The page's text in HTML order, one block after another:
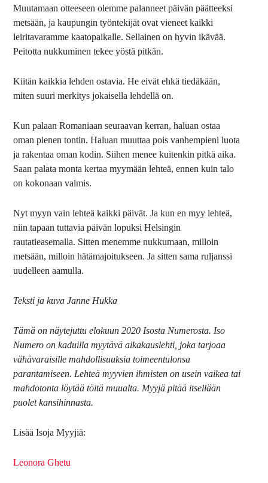
Muutamaan otteeseen olemme palanneet päivän päätteeksi
metsään, ja kaupungin työntekijät ovat vieneet kaikki
leiritavaramme kaatopaikalle. Sellainen on hyvin ikävää.
Peitotta nukkuminen tekee yöstä pitkän.
Kiitän kaikkia lehden ostavia. He eivät ehkä tiedäkään,
miten suuri merkitys jokaisella lehdellä on.
Kun palaan Romaniaan seuraavan kerran, haluan ostaa
oman pienen tontin. Haluan muuttaa pois vanhempieni luota
ja rakentaa oman kodin. Siihen menee kuitenkin pitkä aika.
Saan palata monta kertaa myymään lehteä, ennen kuin talo
on kokonaan valmis.
Nyt myyn vain lehteä kaikki päivät. Ja kun en myy lehteä,
niin tapaan tuttavia päivän lopuksi Helsingin
rautatieasemalla. Sitten menemme nukkumaan, milloin
metsään, milloin hätämajoitukseen. Ja sitten sama ruljanssi
uudelleen aamulla.
Teksti ja kuva Janne Hukka
Tämä on näytejuttu elokuun 2020 Isosta Numerosta. Iso
Numero on kaduilla myytävä aikakauslehti, joka tarjoaa
vähävaraisille mahdollisuuksia toimeentulonsa
parantamiseen. Lehteä myyvien ihmisten on usein vaikea tai
mahdotonta löytää töitä muualta. Myyjä pitää itsellään
puolet kansihinnasta.
Lisää Isoja Myyjiä:
Leonora Ghetu